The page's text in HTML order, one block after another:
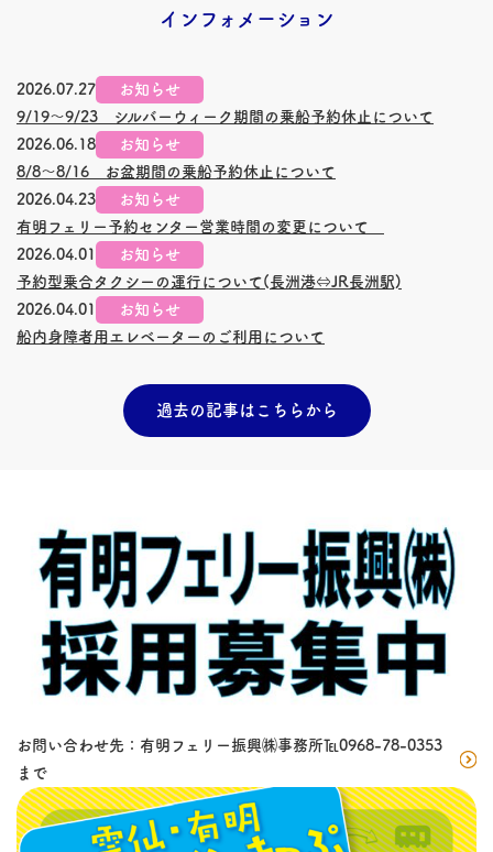
インフォメーション
2026.07.27
お知らせ
9/19～9/23 シルバーウィーク期間の乗船予約休止について
2026.06.18
お知らせ
8/8～8/16 お盆期間の乗船予約休止について
2026.04.23
お知らせ
有明フェリー予約センター営業時間の変更について
2026.04.01
お知らせ
予約型乗合タクシーの運行について(長洲港⇔JR 長洲駅)
2026.04.01
お知らせ
船内身障者用エレベーターのご利用について
過去の記事はこちらから
お問い合わせ先：有明フェリー振興㈱事務所℡0968-78-0353
まで